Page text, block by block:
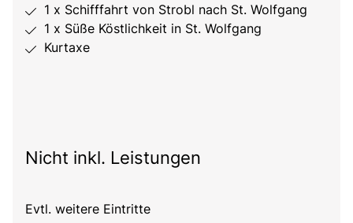
1 x Schifffahrt von Strobl nach St. Wolfgang
1 x Süße Köstlichkeit in St. Wolfgang
Kurtaxe
Nicht inkl. Leistungen
Evtl. weitere Eintritte